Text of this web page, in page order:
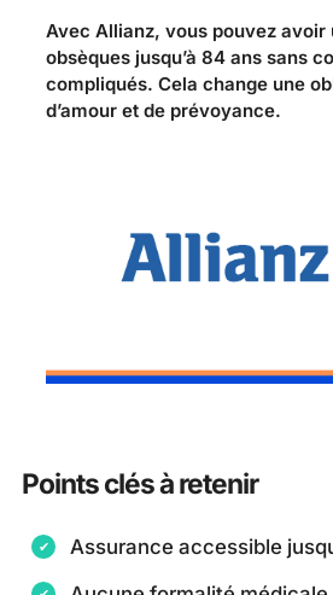
Avec Allianz, vous pouvez avoir
obsèques jusqu’à 84 ans sans
compliqués. Cela change une
d’amour et de prévoyance.
Points clés à retenir
Assurance accessible